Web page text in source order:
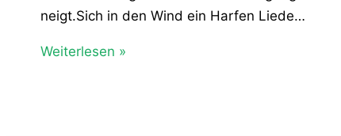
neigt.Sich in den Wind ein Harfen Liede…
Weiterlesen »